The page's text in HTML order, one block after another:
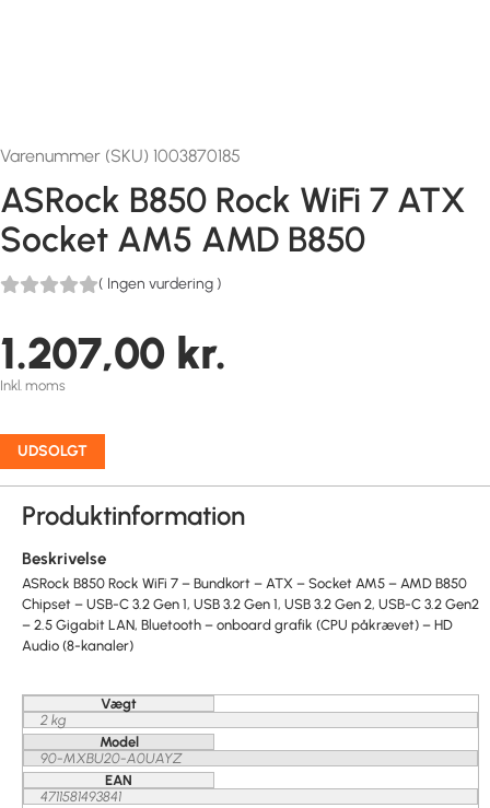
Varenummer (SKU) 1003870185
ASRock B850 Rock WiFi 7 ATX
Socket AM5 AMD B850
( Ingen vurdering )
1.207,00 kr.
Inkl. moms
UDSOLGT
Produktinformation
Beskrivelse
ASRock B850 Rock WiFi 7 – Bundkort – ATX – Socket AM5 – AMD B850
Chipset – USB-C 3.2 Gen 1, USB 3.2 Gen 1, USB 3.2 Gen 2, USB-C 3.2 Gen2
– 2.5 Gigabit LAN, Bluetooth – onboard grafik (CPU påkrævet) – HD
Audio (8-kanaler)
Vægt
2 kg
Model
90-MXBU20-A0UAYZ
EAN
4711581493841